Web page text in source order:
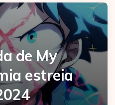
de My
estreia